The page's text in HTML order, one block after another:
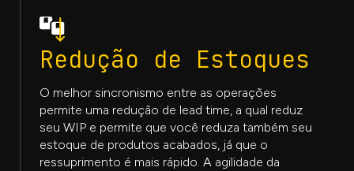
Redução de Estoques
O melhor sincronismo entre as operações
permite uma redução de lead time, a qual reduz
seu WIP e permite que você reduza também seu
estoque de produtos acabados, já que o
ressuprimento é mais rápido. A agilidade da